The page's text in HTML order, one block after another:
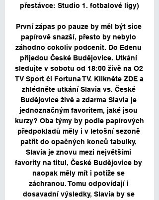
přestávce: Studio 1. fotbalové ligy)
První zápas po pauze by měl být sice
papírově snazší, přesto by nebylo
záhodno cokoliv podcenit. Do Edenu
přijedou České Budějovice. Utkání
sledujte v sobotu od 18:00 živě na O2
TV Sport či Fortuna TV. Klikněte ZDE a
zhlédněte utkání Slavia vs. České
Budějovice živě a zdarma Slavia je
jednoznačným favoritem, jaké jsou
kurzy? Oba týmy by podle papírových
předpokladů měly i v letošní sezoně
patřit do opačných konců tabulky,
Slavia je znovu mezi největšími
favority na titul, České Budějovice by
naopak měly mít i potíže se
záchranou. Tomu odpovídají i
dosavadní výsledky, Slavia by se